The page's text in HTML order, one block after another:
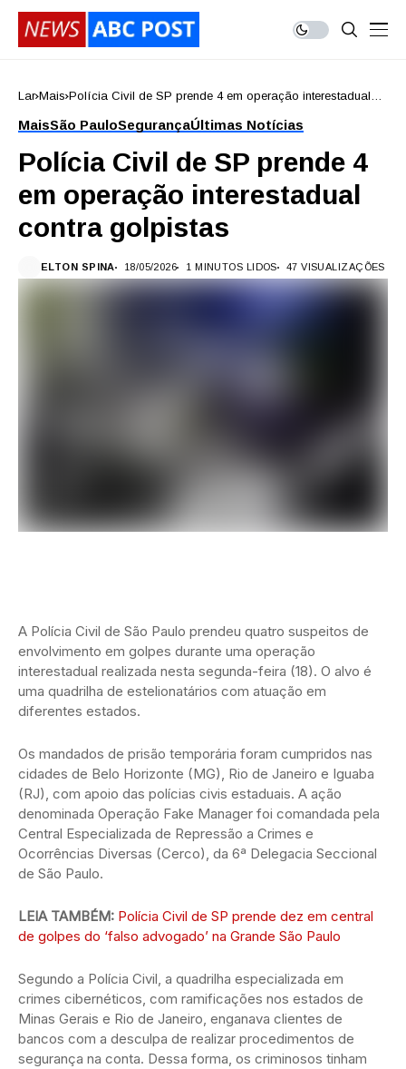
Lar Mais Polícia Civil de SP prende 4 em operação interestadual
MaisSão PauloSegurançaÚltimas Notícias
Polícia Civil de SP prende 4
em operação interestadual
contra golpistas
ELTON SPINA 18/05/2026 1 MINUTOS LIDOS 47 VISUALIZAÇÕES
A Polícia Civil de São Paulo prendeu quatro suspeitos de
envolvimento em golpes durante uma operação
interestadual realizada nesta segunda-feira (18). O alvo é
uma quadrilha de estelionatários com atuação em
diferentes estados.
Os mandados de prisão temporária foram cumpridos nas
cidades de Belo Horizonte (MG), Rio de Janeiro e Iguaba
(RJ), com apoio das polícias civis estaduais. A ação
denominada Operação Fake Manager foi comandada pela
Central Especializada de Repressão a Crimes e
Ocorrências Diversas (Cerco), da 6ª Delegacia Seccional
de São Paulo.
LEIA TAMBÉM: Polícia Civil de SP prende dez em central
de golpes do ‘falso advogado’ na Grande São Paulo
Segundo a Polícia Civil, a quadrilha especializada em
crimes cibernéticos, com ramificações nos estados de
Minas Gerais e Rio de Janeiro, enganava clientes de
bancos com a desculpa de realizar procedimentos de
segurança na conta. Dessa forma, os criminosos tinham